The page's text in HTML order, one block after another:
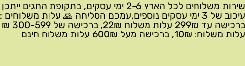
שירות משלוחים לכל הארץ 2-6 ימי עסקים, בתקופת החגים ייתכן
עיכוב של 3 ימי עסקים נוספים,עמכם הסליחה 🙏 עלות משלוחים :
ברכישה עד 299₪ עלות משלוח 22₪, ברכישה של 300-599 ₪
עלות משלוח: 10₪, ברכישה מעל 600₪ עלות משלוח חינם